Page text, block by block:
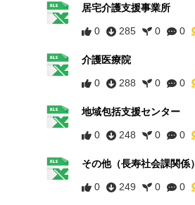
居宅介護支援事業所
0 285 0 0
介護医療院
0 288 0 0
地域包括支援センター
0 248 0 0
その他（長寿社会課関係）
0 249 0 0